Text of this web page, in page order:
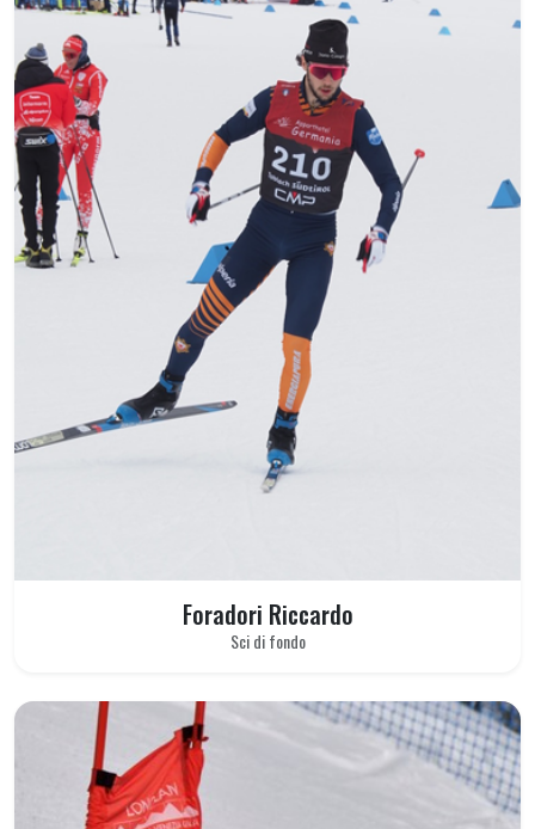
Foradori Riccardo
Sci di fondo